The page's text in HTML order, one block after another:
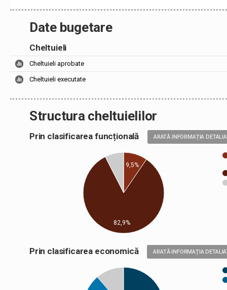
Date bugetare
Cheltuieli
Cheltuieli aprobate
Cheltuieli executate
Structura cheltuielilor
Prin clasificarea funcțională ARATĂ INFORMAȚIA
9,5%
82,9%
Prin clasificarea economică ARATĂ INFORMAȚIA